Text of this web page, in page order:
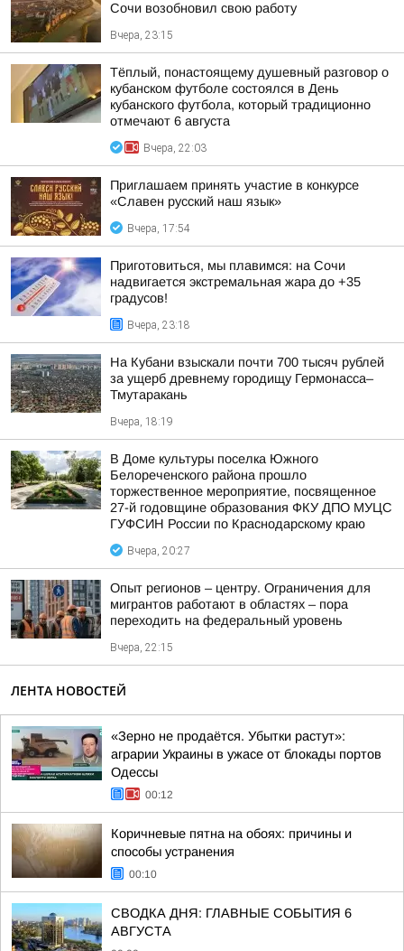
Сочи возобновил свою работу
Вчера, 23:15
Тёплый, понастоящему душевный разговор о
кубанском футболе состоялся в День
кубанского футбола, который традиционно
отмечают 6 августа
Вчера, 22:03
Приглашаем принять участие в конкурсе
«Славен русский наш язык»
Вчера, 17:54
Приготовиться, мы плавимся: на Сочи
надвигается экстремальная жара до +35
градусов!
Вчера, 23:18
На Кубани взыскали почти 700 тысяч рублей
за ущерб древнему городищу Гермонасса–
Тмутаракань
Вчера, 18:19
В Доме культуры поселка Южного
Белореченского района прошло
торжественное мероприятие, посвященное
27-й годовщине образования ФКУ ДПО МУЦС
ГУФСИН России по Краснодарскому краю
Вчера, 20:27
Опыт регионов – центру. Ограничения для
мигрантов работают в областях – пора
переходить на федеральный уровень
Вчера, 22:15
ЛЕНТА НОВОСТЕЙ
«Зерно не продаётся. Убытки растут»:
аграрии Украины в ужасе от блокады портов
Одессы
00:12
Коричневые пятна на обоях: причины и
способы устранения
00:10
СВОДКА ДНЯ: ГЛАВНЫЕ СОБЫТИЯ 6
АВГУСТА